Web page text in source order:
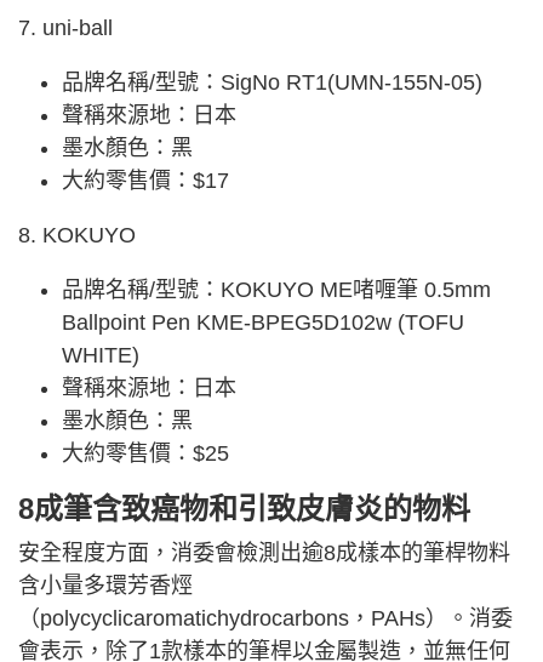
7. uni-ball
品牌名稱/型號：SigNo RT1(UMN-155N-05)
聲稱來源地：日本
墨水顏色：黑
大約零售價：$17
8. KOKUYO
品牌名稱/型號：KOKUYO ME啫喱筆 0.5mm
Ballpoint Pen KME-BPEG5D102w (TOFU
WHITE)
聲稱來源地：日本
墨水顏色：黑
大約零售價：$25
8成筆含致癌物和引致皮膚炎的物料
安全程度方面，消委會檢測出逾8成樣本的筆桿物料
含小量多環芳香烴
（polycyclicaromatichydrocarbons，PAHs）。消委
會表示，除了1款樣本的筆桿以金屬製造，並無任何